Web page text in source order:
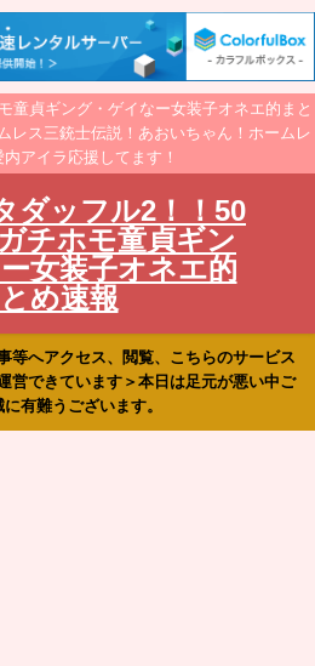
童貞ギング・ゲイなー女装子オネエ的まと
レス三銃士伝説！あおいちゃん！ホームレ
アイラ応援してます！
ダッフル2！！50
チホモ童貞ギン
女装子オネエ的
め速報
等へアクセス、閲覧、こちらのサービス
営できています＞本日は足元が悪い中ご
有難うございます。